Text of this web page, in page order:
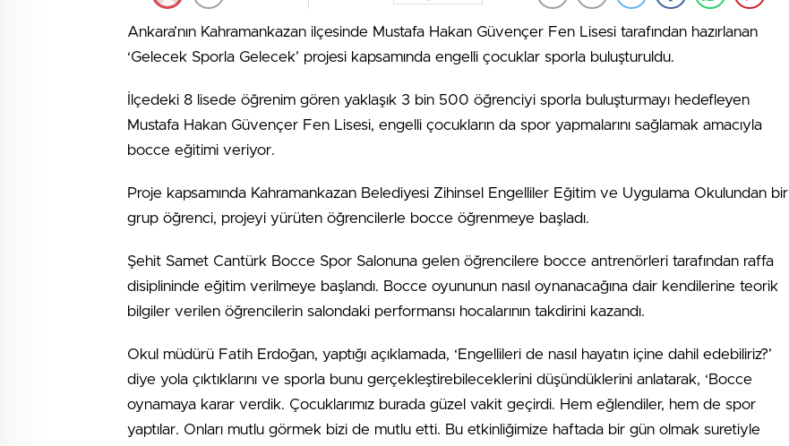
Ankara’nın Kahramankazan ilçesinde Mustafa Hakan Güvençer Fen Lisesi tarafından hazırlanan
‘Gelecek Sporla Gelecek’ projesi kapsamında engelli çocuklar sporla buluşturuldu.
İlçedeki 8 lisede öğrenim gören yaklaşık 3 bin 500 öğrenciyi sporla buluşturmayı hedefleyen
Mustafa Hakan Güvençer Fen Lisesi, engelli çocukların da spor yapmalarını sağlamak amacıyla
bocce eğitimi veriyor.
Proje kapsamında Kahramankazan Belediyesi Zihinsel Engelliler Eğitim ve Uygulama Okulundan bir
grup öğrenci, projeyi yürüten öğrencilerle bocce öğrenmeye başladı.
Şehit Samet Cantürk Bocce Spor Salonuna gelen öğrencilere bocce antrenörleri tarafından raffa
disiplininde eğitim verilmeye başlandı. Bocce oyununun nasıl oynanacağına dair kendilerine teorik
bilgiler verilen öğrencilerin salondaki performansı hocalarının takdirini kazandı.
Okul müdürü Fatih Erdoğan, yaptığı açıklamada, ‘Engellileri de nasıl hayatın içine dahil edebiliriz?’
diye yola çıktıklarını ve sporla bunu gerçekleştirebileceklerini düşündüklerini anlatarak, ‘Bocce
oynamaya karar verdik. Çocuklarımız burada güzel vakit geçirdi. Hem eğlendiler, hem de spor
yaptılar. Onları mutlu görmek bizi de mutlu etti. Bu etkinliğimize haftada bir gün olmak suretiyle